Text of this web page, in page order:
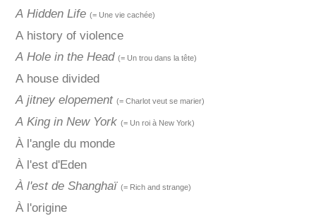
A Hidden Life (= Une vie cachée)
A history of violence
A Hole in the Head (= Un trou dans la tête)
A house divided
A jitney elopement (= Charlot veut se marier)
A King in New York (= Un roi à New York)
À l'angle du monde
À l'est d'Eden
À l'est de Shanghaï (= Rich and strange)
À l'origine